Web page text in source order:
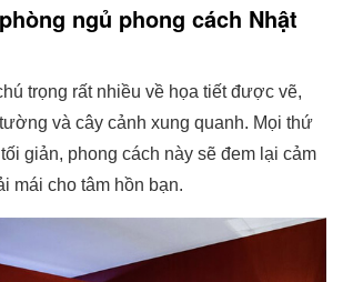
ngủ phong cách Nhật
trọng rất nhiều về họa tiết được vẽ,
và cây cảnh xung quanh. Mọi thứ
giản, phong cách này sẽ đem lại cảm
mái cho tâm hồn bạn.